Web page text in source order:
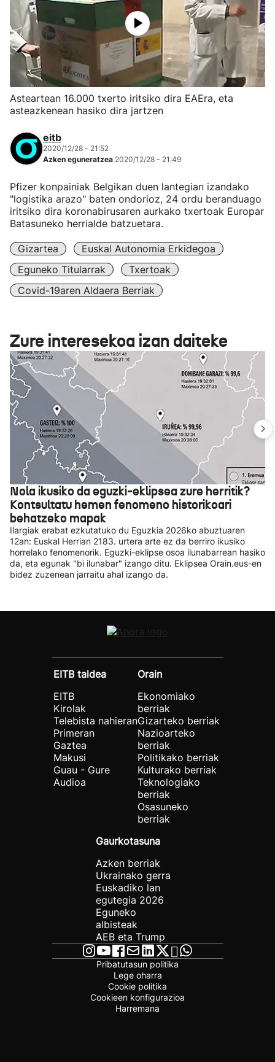
Asteartean 16.000 txerto iritsiko dira EAEra, eta
asteazkenean hasiko dira jartzen
eitb
2020/12/28 - 21:52
Azken eguneratzea 2020/12/28 - 21:49
Pfizer konpainiak Belgikan duen lantegian izandako
"logistika arazo" baten ondorioz, 24 ordu beranduago
iritsiko dira koronabirusaren aurkako txertoak Europar
Batasuneko herrialde batzuetara.
Gizartea
Euskal Autonomia Erkidegoa
Eguneko Titularrak
Txertoak
Covid-19aren Aldaera Berriak
Zure interesekoa izan daiteke
Nola ikusiko da eguzki-eklipsea zure herritik?
Kontsultatu hemen fenomeno historikoari
behatzeko mapak
Ilargiak erabat ezkutatuko du Eguzkia 2026ko abuztuaren
12an: Euskal Herrian 2183. urtera arte ez da berriro ikusiko
horrelako fenomenorik. Eguzki-eklipse osoa ilunabarrean hasiko
da, eta egunak "bi ilunabar" izango ditu. Eklipsea Orain.eus-en
bidez zuzenean jarraitu ahal izango da.
EITB taldea
EITB
Kirolak
Telebista nahieran
Primeran
Gaztea
Makusi
Guau - Gure
Audioa
Orain
Ekonomiako
berriak
Gizarteko berriak
Nazioarteko
berriak
Politikako berriak
Kulturako berriak
Teknologiako
berriak
Osasuneko
berriak
Gaurkotasuna
Azken berriak
Ukrainako gerra
Euskadiko lan
egutegia 2026
Eguneko
albisteak
AEB eta Trump
Pribatutasun politika
Lege oharra
Cookie politika
Cookieen konfigurazioa
Harremana